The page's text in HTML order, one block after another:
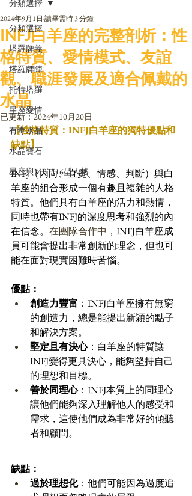
分類選擇
塔羅牌義
塔羅牌陣
托特塔羅
星座愛情
有毒水晶
水晶寶石
星座與MBTI16型人格
分類選擇
INFJ白羊座的完整剖析：性
格特質、愛情模式、友誼
觀、職涯發展及適合佩戴的
水晶
2024年9月1日 讀畢需時 3 分鐘
已更新：2024年10月20日
【性格特質：INFJ白羊座的獨特優點和
缺點】
INFJ（內向、直覺、情感、判斷）與白
羊座的組合形成一個有趣且複雜的人格
特質。他們具有白羊座的活力和熱情，
同時也帶有INFJ的深度思考和強烈的內
在信念。 在團隊合作中， INFJ白羊座成
員可能會提出非常創新的理念，但也可
能在面對現實困難時苦惱。
優點：
創造力豐富 ：INFJ白羊座擁有無窮
的創造力，總是能提出新穎的點子
和解決方案。
堅定且有決心：白羊座的特質讓
INFJ變得更具決心，能夠堅持自己
的理想和目標。
善於同理心：INFJ本質上的同理心
讓他們能夠深入理解他人的感受和
需求，這使他們成為非常好的傾聽
者和顧問。
缺點：
過於理想化：他們可能因為過度追